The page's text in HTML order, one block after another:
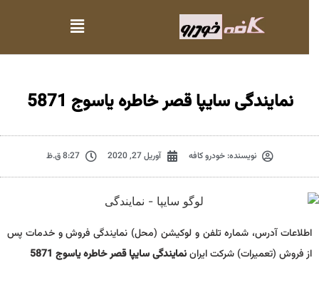
نمایندگی سایپا قصر خاطره ياسوج 5871
نویسنده:خودرو کافه آوریل 27, 2020 8:27 ق.ظ
اطلاعات آدرس، شماره تلفن و لوکیشن (محل) نمایندگی فروش و خدمات پس
از فروش (تعمیرات) شرکت ایراننمایندگی سایپا قصر خاطره ياسوج 5871